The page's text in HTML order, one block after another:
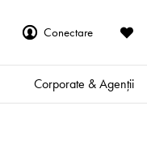
Conectare
Corporate & Agenții